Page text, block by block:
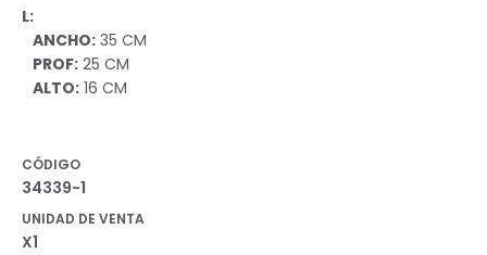
L:
ANCHO: 35 CM
PROF: 25 CM
ALTO: 16 CM
CÓDIGO
34339-1
UNIDAD DE VENTA
X1